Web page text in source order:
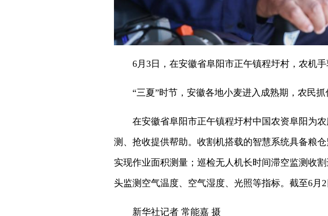
6月3日，在安徽省阜阳市正午镇程圩村，农机手
“三夏”时节，安徽各地小麦进入成熟期，农民抓
在安徽省阜阳市正午镇程圩村中国农资阜阳为
测、抢收提供帮助。收割机搭载的智慧系统具备粮
实现作业面积测量；巡检无人机长时间滞空监测收
头监测空气温度、空气湿度、光照等指标。截至6月
新华社记者 常能嘉 摄